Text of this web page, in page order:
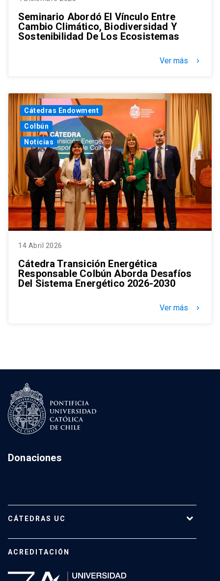
Seminario Abordó El Vínculo Entre
Cambio Climático, Biodiversidad Y
Sostenibilidad De Los Ecosistemas
Ver más keyboard_arrow_right
Cátedras Endowment
Colbún
Noticias
14 Abril 2026
Cátedra Transición Energética
Responsable Colbún Aborda Desafíos
Del Sistema Energético 2026-2030
Ver más keyboard_arrow_right
Donaciones
CÁTEDRAS UC
ACREDITACIÓN